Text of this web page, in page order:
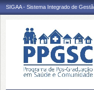
SIGAA - Sistema Integrado de